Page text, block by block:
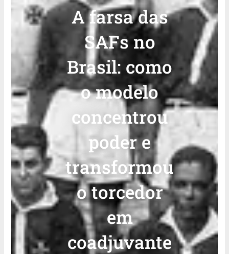
A farsa das
SAFs no
Brasil: como
o modelo
concentrou
poder e
transformou
o torcedor
em
coadjuvante